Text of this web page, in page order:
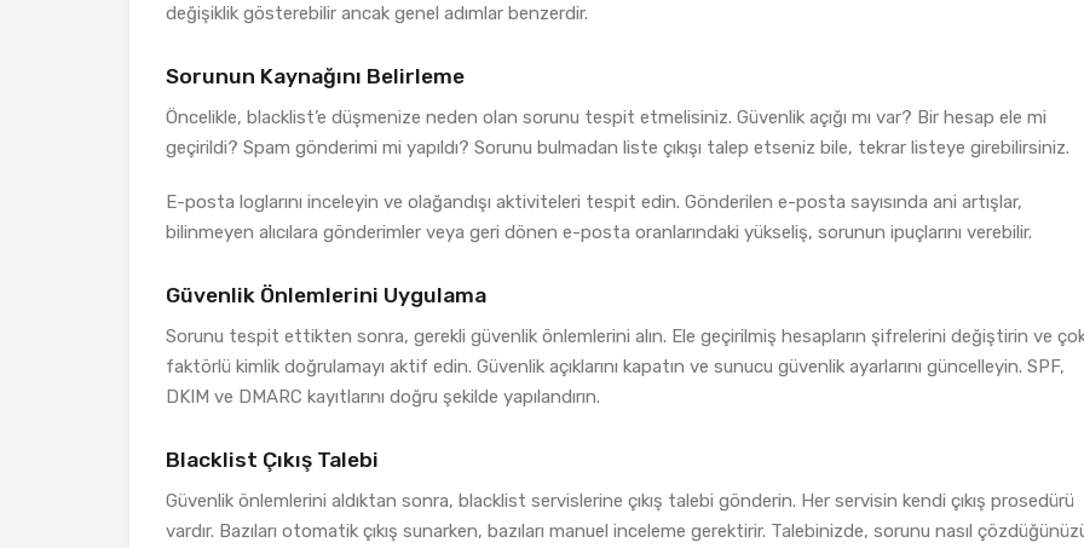
değişiklik gösterebilir ancak genel adımlar benzerdir.
Sorunun Kaynağını Belirleme
Öncelikle, blacklist’e düşmenize neden olan sorunu tespit etmelisiniz. Güvenlik açığı mı var? Bir hesap ele mi
geçirildi? Spam gönderimi mi yapıldı? Sorunu bulmadan liste çıkışı talep etseniz bile, tekrar listeye girebilirsiniz.
E-posta loglarını inceleyin ve olağandışı aktiviteleri tespit edin. Gönderilen e-posta sayısında ani artışlar,
bilinmeyen alıcılara gönderimler veya geri dönen e-posta oranlarındaki yükseliş, sorunun ipuçlarını verebilir.
Güvenlik Önlemlerini Uygulama
Sorunu tespit ettikten sonra, gerekli güvenlik önlemlerini alın. Ele geçirilmiş hesapların şifrelerini değiştirin ve
faktörlü kimlik doğrulamayı aktif edin. Güvenlik açıklarını kapatın ve sunucu güvenlik ayarlarını güncelleyin. SPF,
DKIM ve DMARC kayıtlarını doğru şekilde yapılandırın.
Blacklist Çıkış Talebi
Güvenlik önlemlerini aldıktan sonra, blacklist servislerine çıkış talebi gönderin. Her servisin kendi çıkış prosedürü
vardır. Bazıları otomatik çıkış sunarken, bazıları manuel inceleme gerektirir. Talebinizde, sorunu nasıl